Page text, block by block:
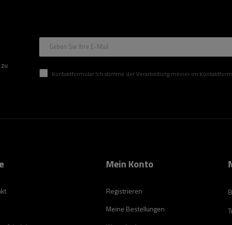
Geben Sie Ihre E-Mail
Kontaktformular Ich stimme der Verarbeitung meiner im Kontaktformular enthaltenen personenbezogenen Daten gemäß der
Mein Konto
Registrieren
Meine Bestellungen